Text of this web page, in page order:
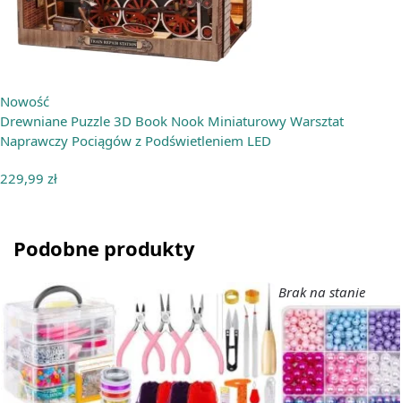
Nowość
Drewniane Puzzle 3D Book Nook Miniaturowy Warsztat
Naprawczy Pociągów z Podświetleniem LED
229,99 zł
Podobne produkty
Brak na stanie